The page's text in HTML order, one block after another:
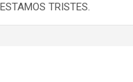
TRISTES.